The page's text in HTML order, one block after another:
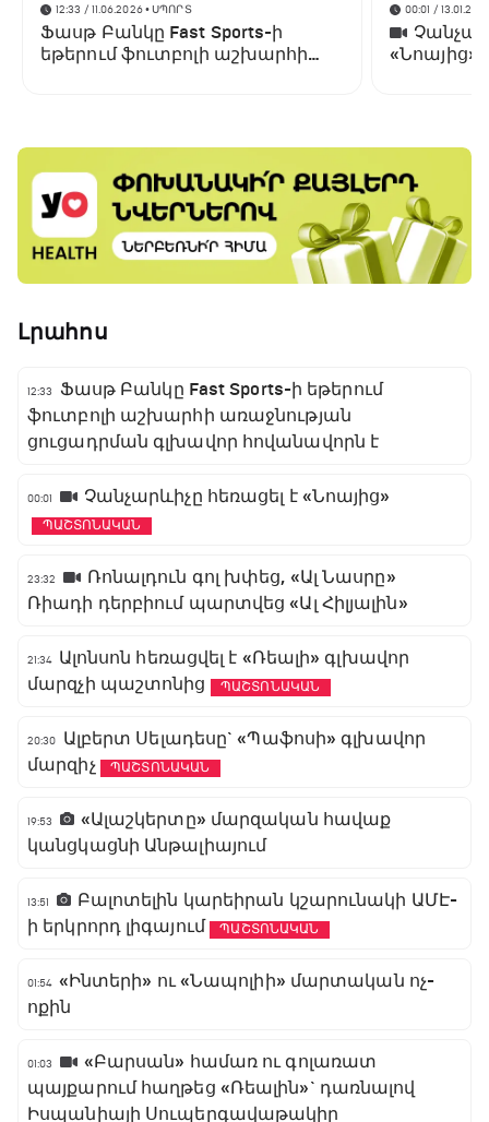
12:33 / 11.06.2026• ՍՊՈՐՏ
Ֆասթ Բանկը Fast Sports-ի
եթերում ֆուտբոլի աշխարհի
00:01 /
«Նոայից»
Լրահոս
12:33
Ֆասթ Բանկը Fast Sports-ի եթերում
ֆուտբոլի աշխարհի առաջնության
ցուցադրման գլխավոր հովանավորն է
00:01 Չանչարևիչը հեռացել է «Նոայից»
ՊԱՇՏՈՆԱԿԱՆ
23:32
Ռոնալդուն գոլ խփեց, «Ալ Նասրը»
Ռիադի դերբիում պարտվեց «Ալ Հիլյալին»
21:34 Ալոնսոն հեռացվել է «Ռեալի» գլխավոր
մարզչի պաշտոնից
ՊԱՇՏՈՆԱԿԱՆ
20:30
Ալբերտ Սելադեսը` «Պաֆոսի» գլխավոր
մարզիչ
ՊԱՇՏՈՆԱԿԱՆ
19:53
«Ալաշկերտը» մարզական հավաք
կանցկացնի Անթալիայում
13:51
Բալոտելին կարեիրան կշարունակի ԱՄԷ-
ի երկրորդ լիգայում
ՊԱՇՏՈՆԱԿԱՆ
01:54 «Ինտերի» ու «Նապոլիի» մարտական ոչ-
ոքին
01:03
«Բարսան» համառ ու գոլառատ
պայքարում հաղթեց «Ռեալին»` դառնալով
Իսպանիայի Սուպերգավաթակիր